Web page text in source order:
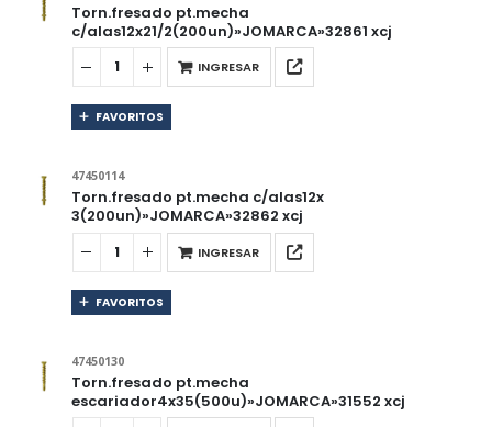
Torn.fresado pt.mecha
c/alas12x21/2(200un)»JOMARCA»32861 xcj
INGRESAR
FAVORITOS
47450114
Torn.fresado pt.mecha c/alas12x
3(200un)»JOMARCA»32862 xcj
INGRESAR
FAVORITOS
47450130
Torn.fresado pt.mecha
escariador4x35(500u)»JOMARCA»31552 xcj